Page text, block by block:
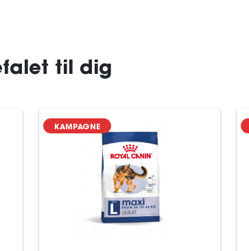
til dig
KAMPAGNE